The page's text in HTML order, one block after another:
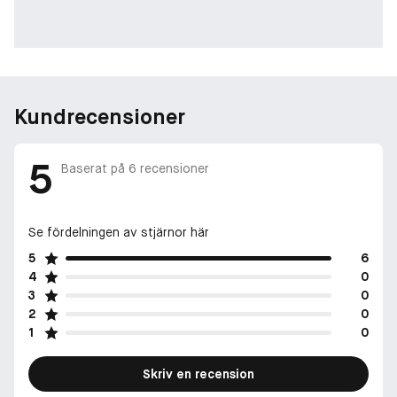
Kundrecensioner
5 Baserat på 6 recensioner
Se fördelningen av stjärnor här
5
6
4
0
3
0
2
0
1
0
Skriv en recension